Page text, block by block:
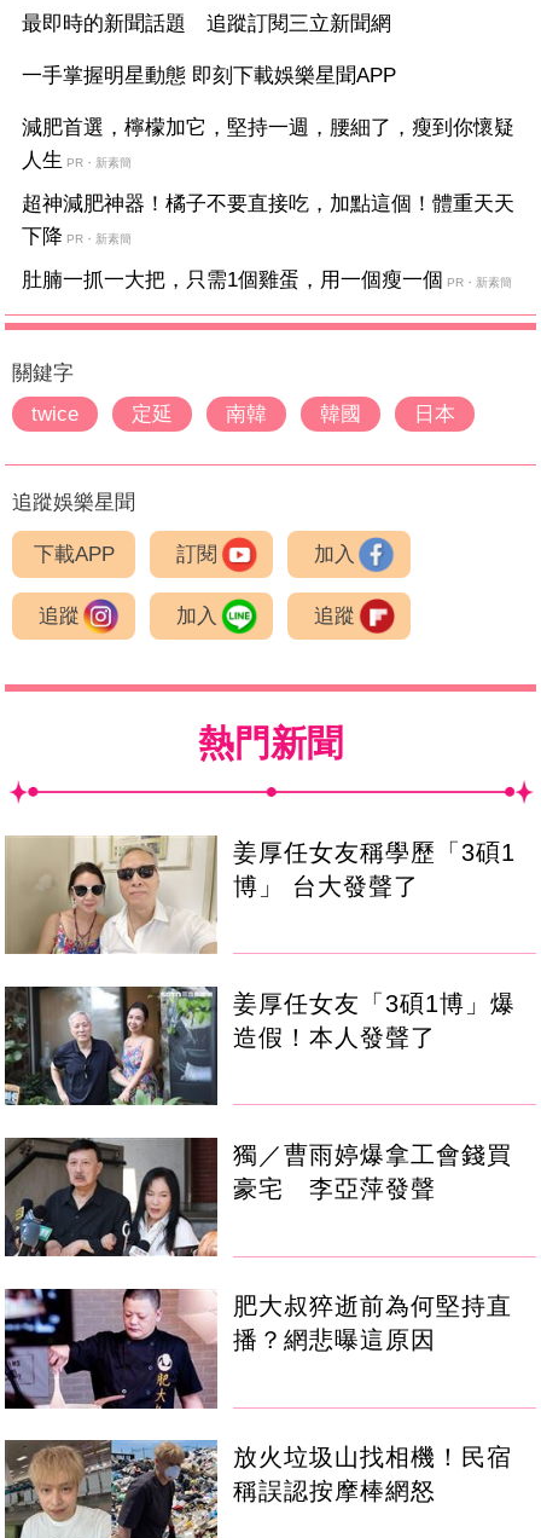
最即時的新聞話題 追蹤訂閱三立新聞網
一手掌握明星動態 即刻下載娛樂星聞APP
減肥首選，檸檬加它，堅持一週，腰細了，瘦到你懷疑
人生 PR・新素簡
超神減肥神器！橘子不要直接吃，加點這個！體重天天
下降 PR・新素簡
肚腩一抓一大把，只需1個雞蛋，用一個瘦一個 PR・新素簡
關鍵字
twice
定延 南韓 韓國 日本
追蹤娛樂星聞
下載APP 訂閱 加入
追蹤 加入 追蹤
熱門新聞
姜厚任女友稱學歷「3碩1
博」 台大發聲了
姜厚任女友「3碩1博」爆
造假！本人發聲了
獨／曹雨婷爆拿工會錢買
豪宅 李亞萍發聲
肥大叔猝逝前為何堅持直
播？網悲曝這原因
放火垃圾山找相機！民宿
稱誤認按摩棒網怒